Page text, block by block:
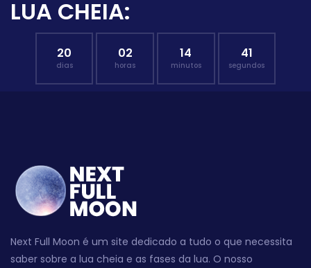
LUA CHEIA:
20
dias
02
horas
14
minutos
41
segundos
Next Full Moon é um site dedicado a tudo o que necessita
saber sobre a lua cheia e as fases da lua. O nosso